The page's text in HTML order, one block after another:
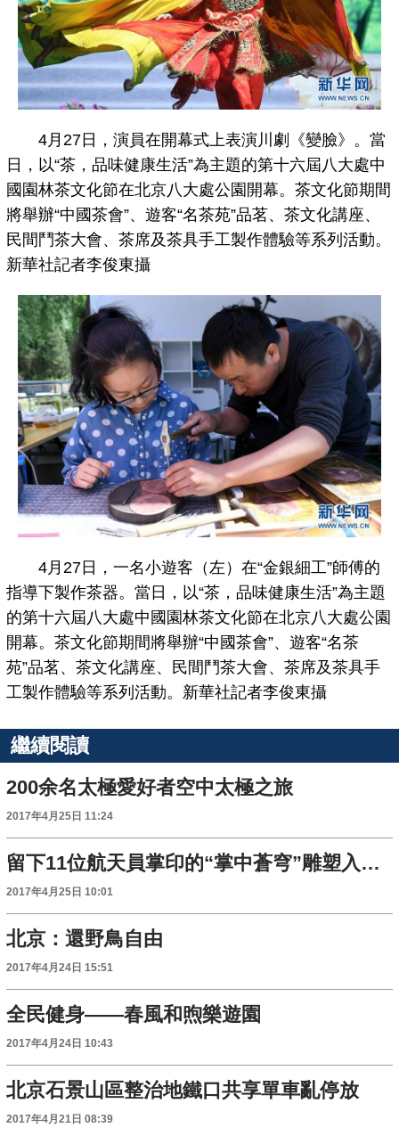
4月27日，演員在開幕式上表演川劇《變臉》。當
日，以“茶，品味健康生活”為主題的第十六屆八大處中
國園林茶文化節在北京八大處公園開幕。茶文化節期間
將舉辦“中國茶會”、遊客“名茶苑”品茗、茶文化講座、
民間鬥茶大會、茶席及茶具手工製作體驗等系列活動。
新華社記者李俊東攝
4月27日，一名小遊客（左）在“金銀細工”師傅的
指導下製作茶器。當日，以“茶，品味健康生活”為主題
的第十六屆八大處中國園林茶文化節在北京八大處公園
開幕。茶文化節期間將舉辦“中國茶會”、遊客“名茶
苑”品茗、茶文化講座、民間鬥茶大會、茶席及茶具手
工製作體驗等系列活動。新華社記者李俊東攝
繼續閱讀
200余名太極愛好者空中太極之旅
2017年4月25日 11:24
留下11位航天員掌印的“掌中蒼穹”雕塑入藏國博
2017年4月25日 10:01
北京：還野鳥自由
2017年4月24日 15:51
全民健身——春風和煦樂遊園
2017年4月24日 10:43
北京石景山區整治地鐵口共享單車亂停放
2017年4月21日 08:39